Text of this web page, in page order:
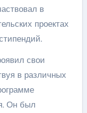
в
проектах
свои
в различных
Он был